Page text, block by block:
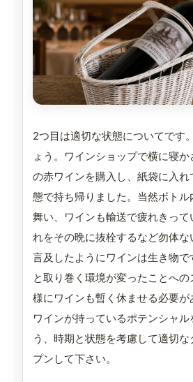
2つ目は適切な状態についてです
ょう。ワインショップで横に寝
の赤ワインを購入し、紙袋に入
態で持ち帰りました。当然ボト
舞い、ワインも輸送で疲れきっ
れをその晩に抜栓するなど勿体な
言及したようにワインは生き物
と取り巻く環境が変ったことへ
様にワインも暫く休ませる必要
ワインが持っているポテンシャル
う、時期と状態を考慮して適切
プンして下さい。